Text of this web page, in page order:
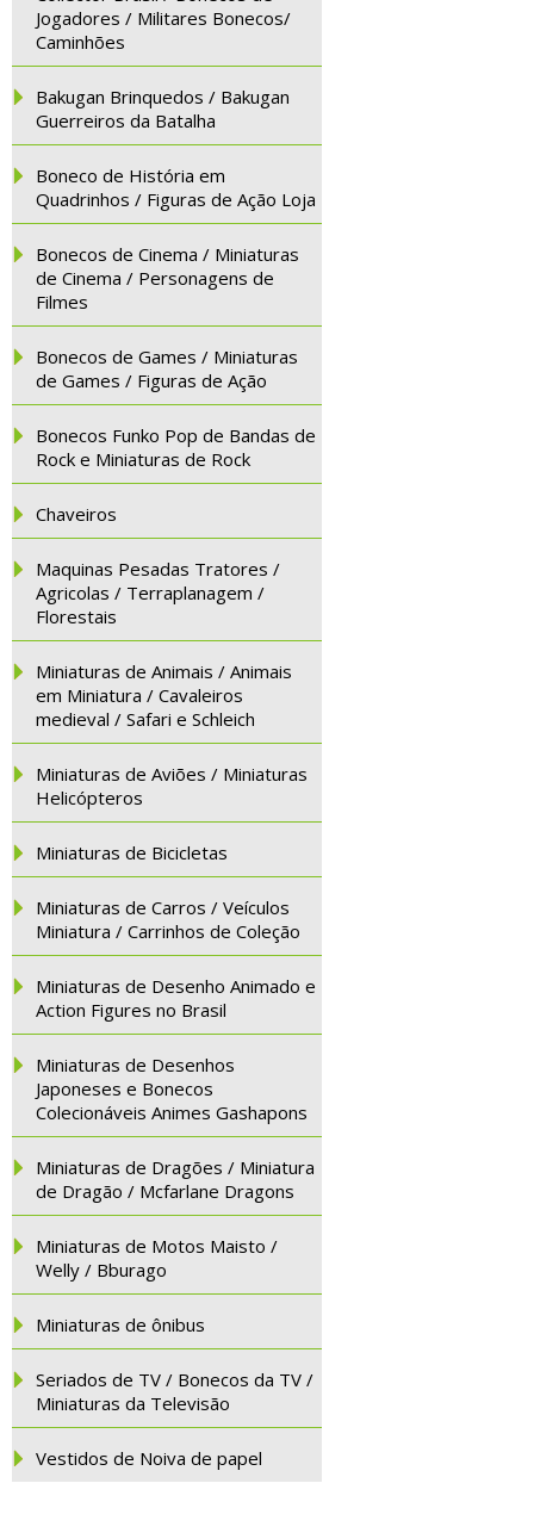
Jogadores / Militares Bonecos/
Caminhões
Bakugan Brinquedos / Bakugan
Guerreiros da Batalha
Boneco de História em
Quadrinhos / Figuras de Ação Loja
Bonecos de Cinema / Miniaturas
de Cinema / Personagens de
Filmes
Bonecos de Games / Miniaturas
de Games / Figuras de Ação
Bonecos Funko Pop de Bandas de
Rock e Miniaturas de Rock
Chaveiros
Maquinas Pesadas Tratores /
Agricolas / Terraplanagem /
Florestais
Miniaturas de Animais / Animais
em Miniatura / Cavaleiros
medieval / Safari e Schleich
Miniaturas de Aviões / Miniaturas
Helicópteros
Miniaturas de Bicicletas
Miniaturas de Carros / Veículos
Miniatura / Carrinhos de Coleção
Miniaturas de Desenho Animado e
Action Figures no Brasil
Miniaturas de Desenhos
Japoneses e Bonecos
Colecionáveis Animes Gashapons
Miniaturas de Dragões / Miniatura
de Dragão / Mcfarlane Dragons
Miniaturas de Motos Maisto /
Welly / Bburago
Miniaturas de ônibus
Seriados de TV / Bonecos da TV /
Miniaturas da Televisão
Vestidos de Noiva de papel